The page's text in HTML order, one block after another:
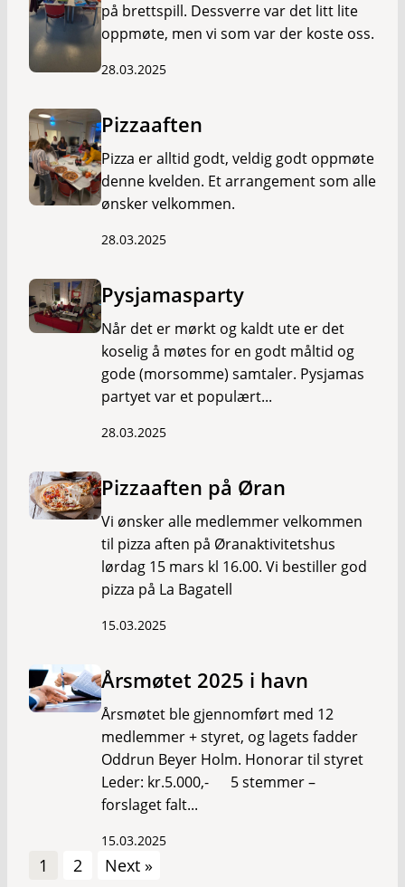
på brettspill. Dessverre var det litt lite
oppmøte, men vi som var der koste oss.
28.03.2025
Pizzaaften
Pizza er alltid godt, veldig godt oppmøte
denne kvelden. Et arrangement som alle
ønsker velkommen.
28.03.2025
Pysjamasparty
Når det er mørkt og kaldt ute er det
koselig å møtes for en godt måltid og
gode (morsomme) samtaler. Pysjamas
partyet var et populært...
28.03.2025
Pizzaaften på Øran
Vi ønsker alle medlemmer velkommen
til pizza aften på Øranaktivitetshus
lørdag 15 mars kl 16.00. Vi bestiller god
pizza på La Bagatell
15.03.2025
Årsmøtet 2025 i havn
Årsmøtet ble gjennomført med 12
medlemmer + styret, og lagets fadder
Oddrun Beyer Holm. Honorar til styret
Leder: kr.5.000,- 5 stemmer –
forslaget falt...
15.03.2025
1 2 Next »